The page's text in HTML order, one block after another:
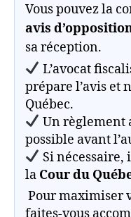
Vous pouvez la
avis
sa réception.
L’avocat
prépare l’avis et
Québec.
Un règlement
possible avant
Si nécessaire,
la Cour du
Pour maximiser
faites-vous